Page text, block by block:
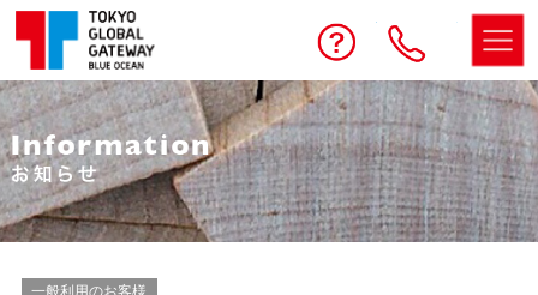
お問い合わせ電話
一般利用のお客様